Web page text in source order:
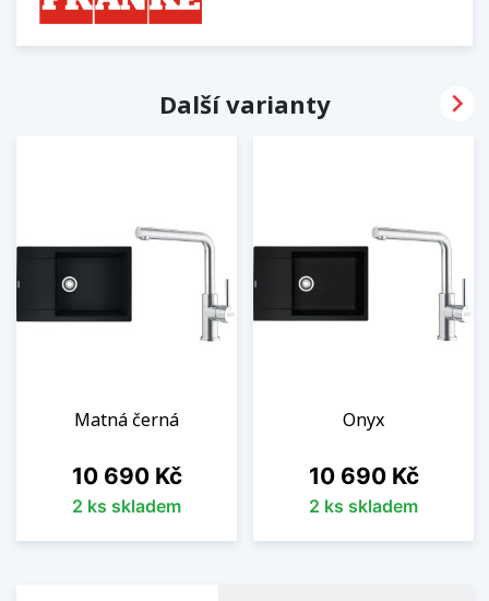
Další varianty
Matná černá
Cena
10 690 Kč
2 ks skladem
Onyx
Cena
10 690 Kč
2 ks skladem
